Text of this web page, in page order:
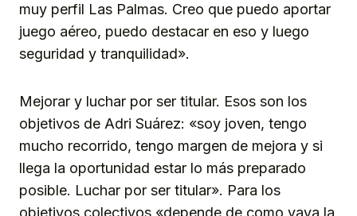
muy perfil Las Palmas. Creo que puedo aportar
juego aéreo, puedo destacar en eso y luego
seguridad y tranquilidad».
Mejorar y luchar por ser titular. Esos son los
objetivos de Adri Suárez: «soy joven, tengo
mucho recorrido, tengo margen de mejora y si
llega la oportunidad estar lo más preparado
posible. Luchar por ser titular». Para los
objetivos colectivos «depende de como vaya la